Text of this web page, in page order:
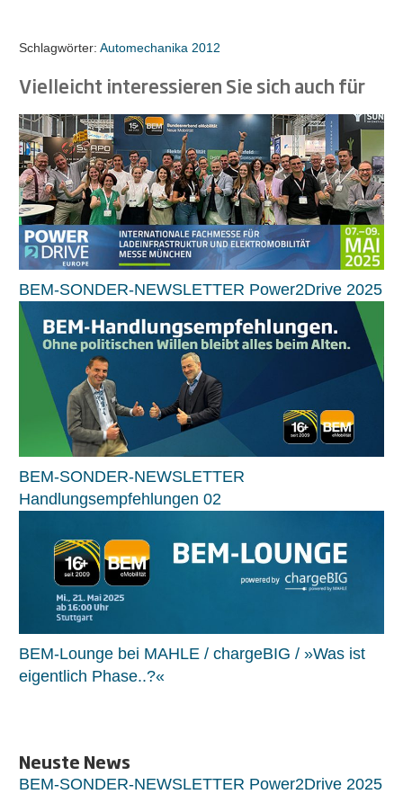
Schlagwörter: Automechanika 2012
Vielleicht interessieren Sie sich auch für
BEM-SONDER-NEWSLETTER Power2Drive 2025
BEM-SONDER-NEWSLETTER
Handlungsempfehlungen 02
BEM-Lounge bei MAHLE / chargeBIG / »Was ist
eigentlich Phase..?«
Neuste News
BEM-SONDER-NEWSLETTER Power2Drive 2025